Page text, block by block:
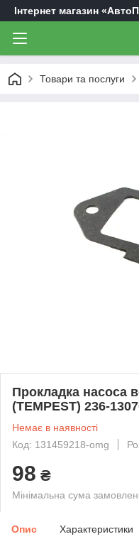
Інтернет магазин
Товари та послуги
Прокладка насоса
(TEMPEST) 236-
Немає в наявності
Код: 131459218-omg
98 ₴
Мінімальна сума
Опис Характеристики